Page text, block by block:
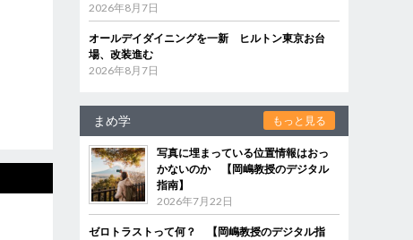
2026年8月7日
オールデイダイニングを一新 ヒルトン東京お台
場、改装進む
2026年8月7日
まめ学 もっと見る
写真に埋まっている位置情報はおっ
かないのか 【岡嶋教授のデジタル
指南】
2026年7月22日
ゼロトラストって何？ 【岡嶋教授のデジタル指